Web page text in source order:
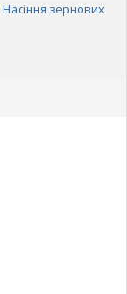
Насіння зернових